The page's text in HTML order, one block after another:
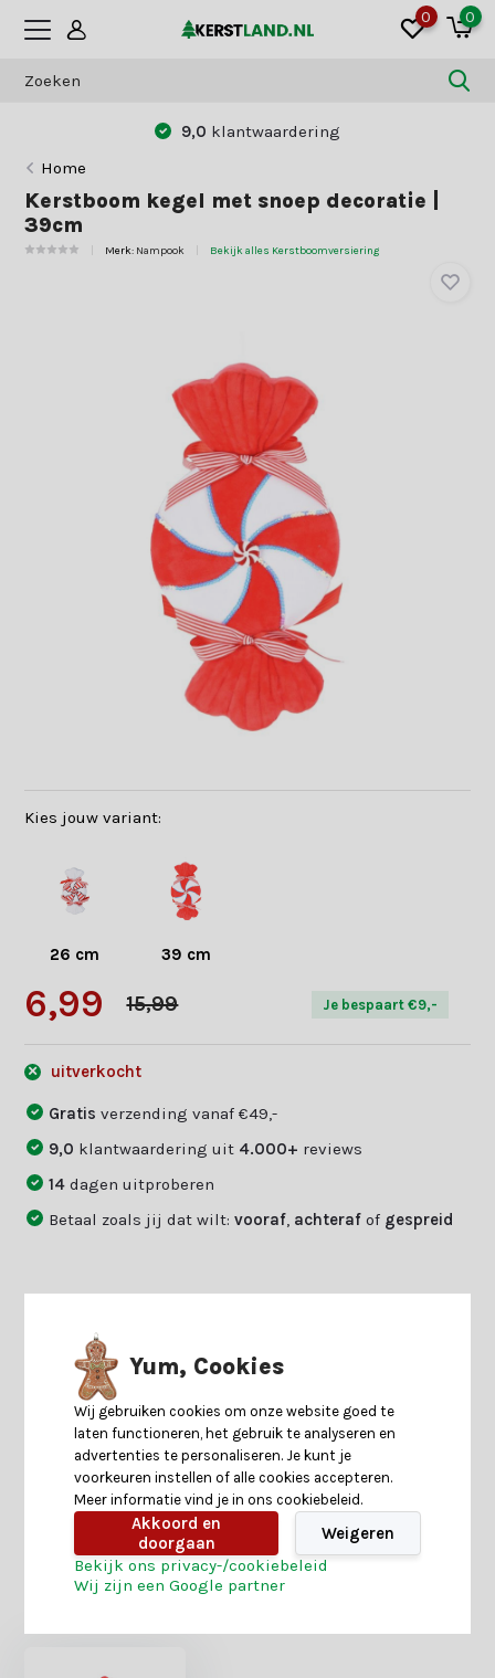
0 0
9,0 klantwaardering
Home
Kerstboom kegel met snoep decoratie |
39cm
Merk: Nampook Bekijk alles Kerstboomversiering
Kies jouw variant:
26 cm 39 cm
6,99 15,99 Je bespaart €9,-
uitverkocht
Gratisverzending vanaf €49,-
9,0 klantwaardering uit 4.000+ reviews
14dagen uitproberen
Betaal zoals jij dat wilt:vooraf achteraf of gespreid
Specificaties
Reviews
Heb je nog interesse in deze recent bekeken
Yum, Cookies
Wij gebruiken cookies om onze website goed te
laten functioneren, het gebruik te analyseren en
advertenties te personaliseren. Je kunt je
voorkeuren instellen of alle cookies accepteren.
Meer informatie vind je in ons cookiebeleid.
Akkoord en
doorgaan
Weigeren
Bekijk ons privacy-/cookiebeleid
Wij zijn een Google partner